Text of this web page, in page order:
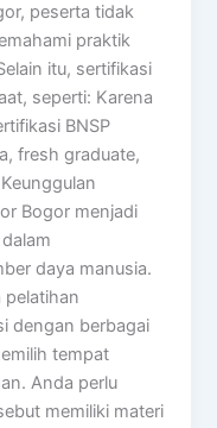
peserta tidak
praktik
itu, sertifikasi
seperti: Karena
BNSP
fresh graduate,
Bogor menjadi
daya manusia.
pelatihan
dengan berbagai
tempat
Anda perlu
memiliki materi